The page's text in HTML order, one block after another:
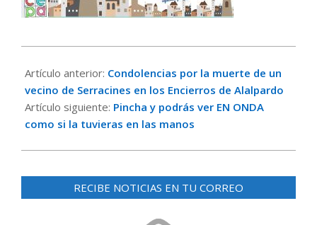
09-
05
Artículo anterior: Condolencias por la muerte de un
vecino de Serracines en los Encierros de Alalpardo
Artículo siguiente: Pincha y podrás ver EN ONDA
como si la tuvieras en las manos
RECIBE NOTICIAS EN TU CORREO